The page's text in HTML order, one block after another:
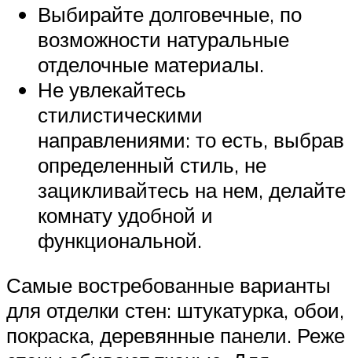
Выбирайте долговечные, по
возможности натуральные
отделочные материалы.
Не увлекайтесь
стилистическими
направлениями: то есть, выбрав
определенный стиль, не
зацикливайтесь на нем, делайте
комнату удобной и
функциональной.
Самые востребованные варианты
для отделки стен: штукатурка, обои,
покраска, деревянные панели. Реже